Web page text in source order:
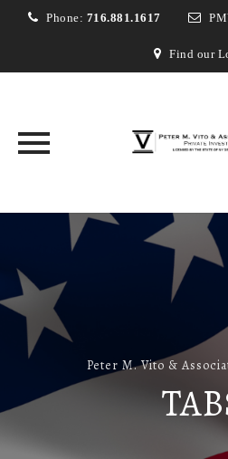
Phone: 716.881.1617
Find our
Peter M. Vito &